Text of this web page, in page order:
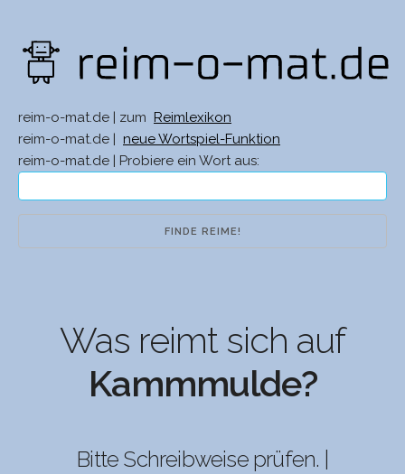
reim-o-mat.de | zum
Reimlexikon
reim-o-mat.de |
neue Wortspiel-Funktion
reim-o-mat.de | Probiere ein Wort aus:
Was reimt sich auf
Kammmulde?
Bitte Schreibweise prüfen. |